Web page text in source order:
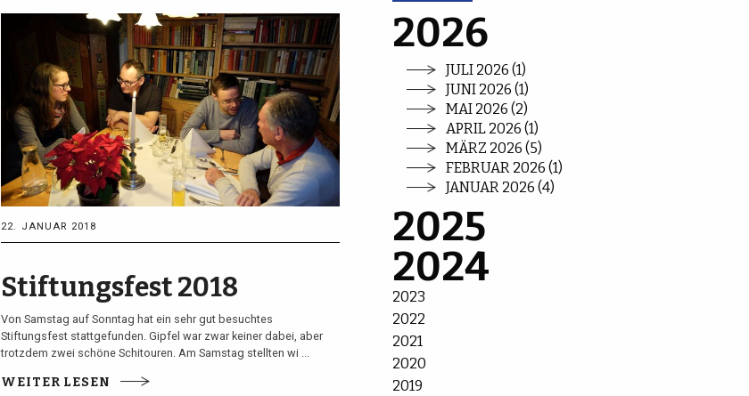
22. JANUAR 2018
Stiftungsfest 2018
Von Samstag auf Sonntag hat ein sehr gut besuchtes
Stiftungsfest stattgefunden. Gipfel war zwar keiner dabei, aber
trotzdem zwei schöne Schitouren. Am Samstag stellten wi ...
WEITER LESEN
2026
JULI 2026 (1)
JUNI 2026 (1)
MAI 2026 (2)
APRIL 2026 (1)
MÄRZ 2026 (5)
FEBRUAR 2026 (1)
JANUAR 2026 (4)
2025
2024
2023
2022
2021
2020
2019